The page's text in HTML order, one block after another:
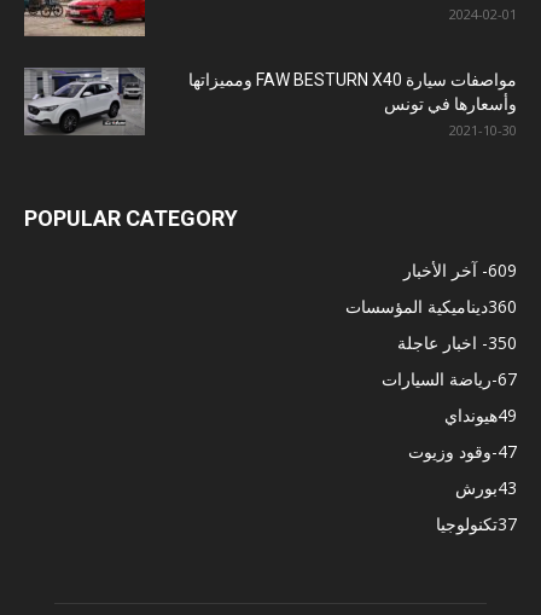
2024-02-01
مواصفات سيارة FAW BESTURN X40 ومميزاتها
وأسعارها في تونس
2021-10-30
POPULAR CATEGORY
- آخر الأخبار609
ديناميكية المؤسسات360
- اخبار عاجلة350
-رياضة السيارات67
هيونداي49
-وقود وزيوت47
بورش43
تكنولوجيا37